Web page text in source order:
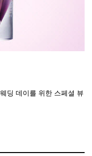
딩 데이를 위한 스페셜 뷰